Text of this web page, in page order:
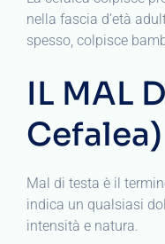
nella fascia d’età
spesso, colpisce
IL MAL
Cefalea)
Mal di testa è il
indica un qualsiasi
intensità e natura.